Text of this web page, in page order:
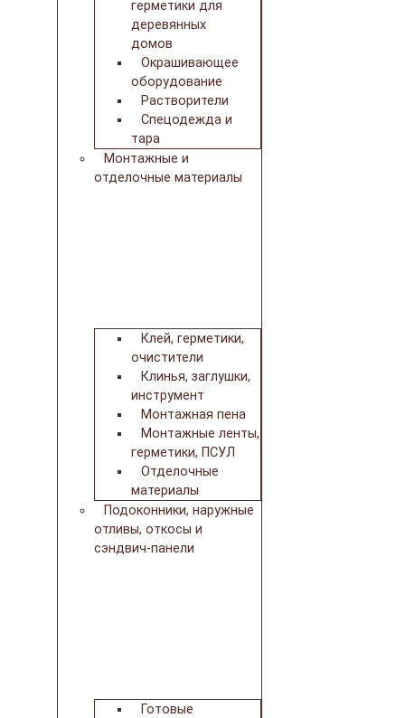
герметики для
деревянных
домов
Окрашивающее
оборудование
Растворители
Спецодежда и
тара
Монтажные и
отделочные материалы
Клей, герметики,
очистители
Клинья, заглушки,
инструмент
Монтажная пена
Монтажные ленты,
герметики, ПСУЛ
Отделочные
материалы
Подоконники, наружные
отливы, откосы и
сэндвич-панели
Готовые